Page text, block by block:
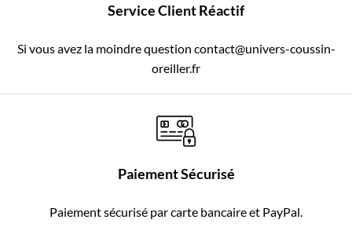
Service Client Réactif
Si vous avez la moindre question contact@univers-coussin-
oreiller.fr
Paiement Sécurisé
Paiement sécurisé par carte bancaire et PayPal.